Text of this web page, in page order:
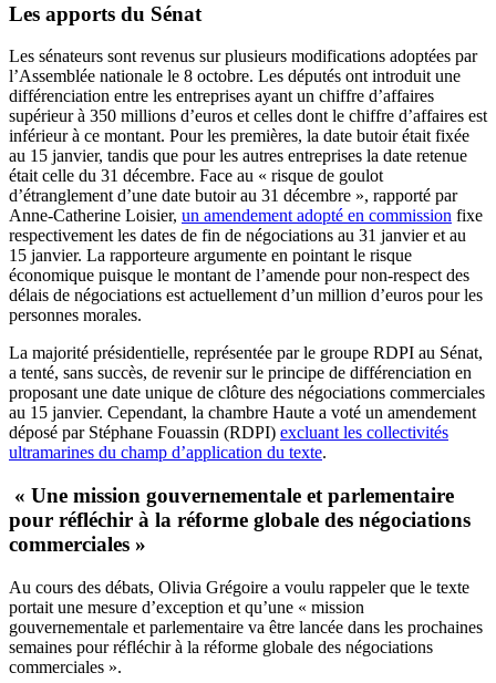
Les apports du Sénat
Les sénateurs sont revenus sur plusieurs modifications adoptées par
l’Assemblée nationale le 8 octobre. Les députés ont introduit une
différenciation entre les entreprises ayant un chiffre d’affaires
supérieur à 350 millions d’euros et celles dont le chiffre d’affaires est
inférieur à ce montant. Pour les premières, la date butoir était fixée
au 15 janvier, tandis que pour les autres entreprises la date retenue
était celle du 31 décembre. Face au « risque de goulot
d’étranglement d’une date butoir au 31 décembre », rapporté par
Anne-Catherine Loisier, un amendement adopté en commission fixe
respectivement les dates de fin de négociations au 31 janvier et au
15 janvier. La rapporteure argumente en pointant le risque
économique puisque le montant de l’amende pour non-respect des
délais de négociations est actuellement d’un million d’euros pour les
personnes morales.
La majorité présidentielle, représentée par le groupe RDPI au Sénat,
a tenté, sans succès, de revenir sur le principe de différenciation en
proposant une date unique de clôture des négociations commerciales
au 15 janvier. Cependant, la chambre Haute a voté un amendement
déposé par Stéphane Fouassin (RDPI) excluant les collectivités
ultramarines du champ d’application du texte.
« Une mission gouvernementale et parlementaire
pour réfléchir à la réforme globale des négociations
commerciales »
Au cours des débats, Olivia Grégoire a voulu rappeler que le texte
portait une mesure d’exception et qu’une « mission
gouvernementale et parlementaire va être lancée dans les prochaines
semaines pour réfléchir à la réforme globale des négociations
commerciales ».